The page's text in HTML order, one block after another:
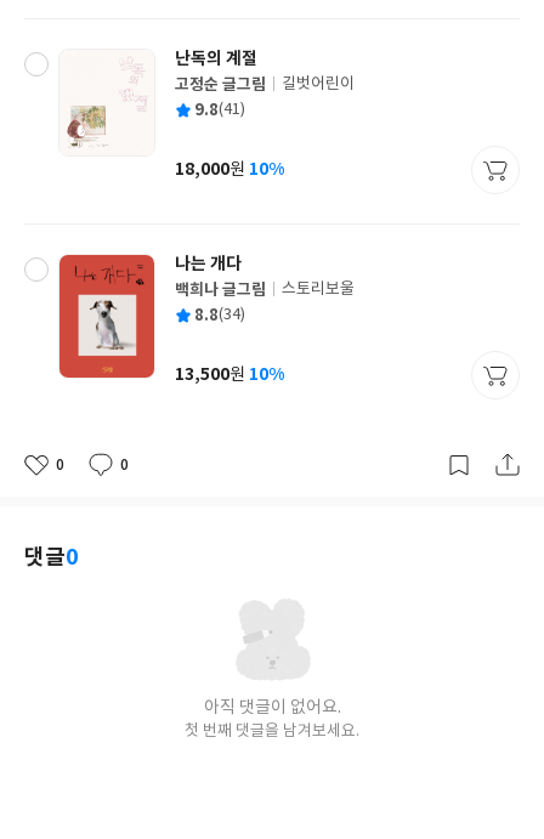
난독의 계절
글
쓴
고정순 글그림
출
사
길벗어린이
평 9.8(41)
가
18,000원 10%
나는 개다
글
쓴
백희나 글그림
출
사
스토리보울
평 8.8(34)
가
13,500원 10%
좋
0
댓
0
작
댓글0
아직 댓글이 없어요.
첫 번째 댓글을 남겨보세요.